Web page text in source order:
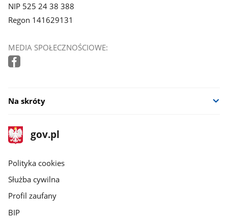
NIP 525 24 38 388
Regon 141629131
MEDIA SPOŁECZNOŚCIOWE:
Na skróty
stopka
gov.pl
Strona
gov.pl
gov.pl
Polityka cookies
Służba cywilna
Profil zaufany
BIP